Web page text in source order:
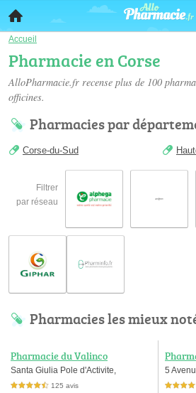
Accueil
Pharmacie en Corse
AlloPharmacie.fr recense plus de 100
officines.
Pharmacies par
Corse-du-Sud
Filtrer
par réseau
Pharmacies les mieux
Pharmacie du Valinco
Santa Giulia Pole d'Activite,
4,5 étoiles sur 5 125 avis
5
4,5 étoiles